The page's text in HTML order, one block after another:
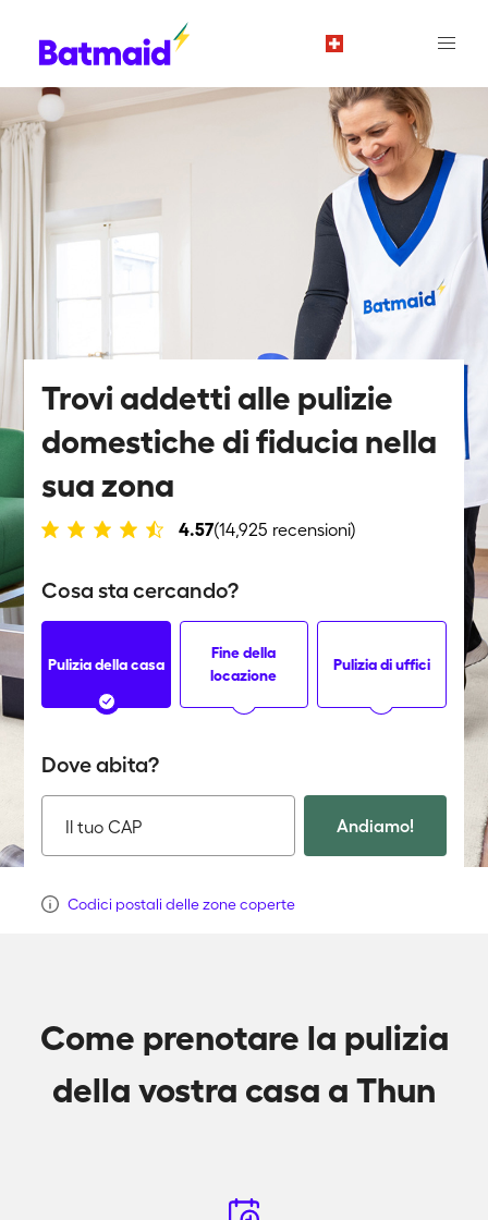
Trovi addetti alle pulizie
domestiche di fiducia nella
sua zona
4.57(14,925 recensioni)
Cosa sta cercando?
Pulizia della casa
Fine della
locazione
Pulizia di uffici
Dove abita?
Il tuo CAP Andiamo!
Codici postali delle zone coperte
Come prenotare la pulizia
della vostra casa a Thun